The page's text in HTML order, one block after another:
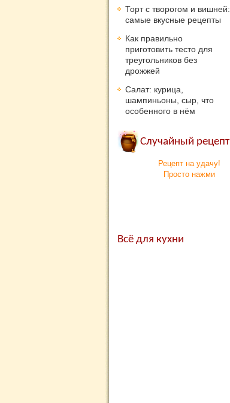
Торт с творогом и вишней:
самые вкусные рецепты
Как правильно
приготовить тесто для
треугольников без
дрожжей
Салат: курица,
шампиньоны, сыр, что
особенного в нём
Случайный рецепт
Рецепт на удачу!
Просто нажми
Всё для кухни